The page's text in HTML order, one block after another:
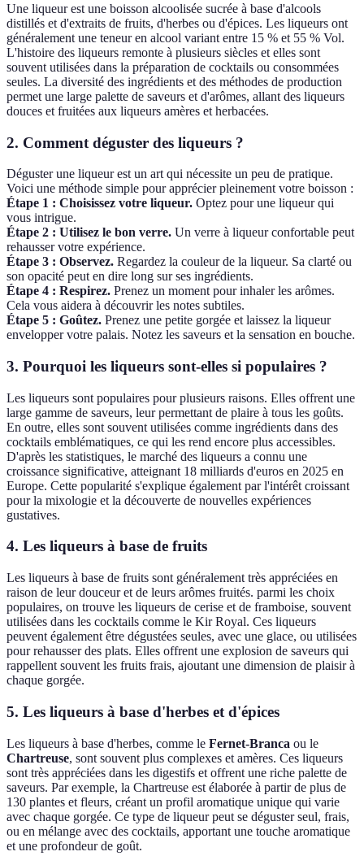
Une liqueur est une boisson alcoolisée sucrée à base d'alcools
distillés et d'extraits de fruits, d'herbes ou d'épices. Les liqueurs ont
généralement une teneur en alcool variant entre 15 % et 55 % Vol.
L'histoire des liqueurs remonte à plusieurs siècles et elles sont
souvent utilisées dans la préparation de cocktails ou consommées
seules. La diversité des ingrédients et des méthodes de production
permet une large palette de saveurs et d'arômes, allant des liqueurs
douces et fruitées aux liqueurs amères et herbacées.
2. Comment déguster des liqueurs ?
Déguster une liqueur est un art qui nécessite un peu de pratique.
Voici une méthode simple pour apprécier pleinement votre boisson :
Étape 1 : Choisissez votre liqueur. Optez pour une liqueur qui
vous intrigue.
Étape 2 : Utilisez le bon verre. Un verre à liqueur confortable peut
rehausser votre expérience.
Étape 3 : Observez. Regardez la couleur de la liqueur. Sa clarté ou
son opacité peut en dire long sur ses ingrédients.
Étape 4 : Respirez. Prenez un moment pour inhaler les arômes.
Cela vous aidera à découvrir les notes subtiles.
Étape 5 : Goûtez. Prenez une petite gorgée et laissez la liqueur
envelopper votre palais. Notez les saveurs et la sensation en bouche.
3. Pourquoi les liqueurs sont-elles si populaires ?
Les liqueurs sont populaires pour plusieurs raisons. Elles offrent une
large gamme de saveurs, leur permettant de plaire à tous les goûts.
En outre, elles sont souvent utilisées comme ingrédients dans des
cocktails emblématiques, ce qui les rend encore plus accessibles.
D'après les statistiques, le marché des liqueurs a connu une
croissance significative, atteignant 18 milliards d'euros en 2025 en
Europe. Cette popularité s'explique également par l'intérêt croissant
pour la mixologie et la découverte de nouvelles expériences
gustatives.
4. Les liqueurs à base de fruits
Les liqueurs à base de fruits sont généralement très appréciées en
raison de leur douceur et de leurs arômes fruités. parmi les choix
populaires, on trouve les liqueurs de cerise et de framboise, souvent
utilisées dans les cocktails comme le Kir Royal. Ces liqueurs
peuvent également être dégustées seules, avec une glace, ou utilisées
pour rehausser des plats. Elles offrent une explosion de saveurs qui
rappellent souvent les fruits frais, ajoutant une dimension de plaisir à
chaque gorgée.
5. Les liqueurs à base d'herbes et d'épices
Les liqueurs à base d'herbes, comme le Fernet-Branca ou le
Chartreuse, sont souvent plus complexes et amères. Ces liqueurs
sont très appréciées dans les digestifs et offrent une riche palette de
saveurs. Par exemple, la Chartreuse est élaborée à partir de plus de
130 plantes et fleurs, créant un profil aromatique unique qui varie
avec chaque gorgée. Ce type de liqueur peut se déguster seul, frais,
ou en mélange avec des cocktails, apportant une touche aromatique
et une profondeur de goût.